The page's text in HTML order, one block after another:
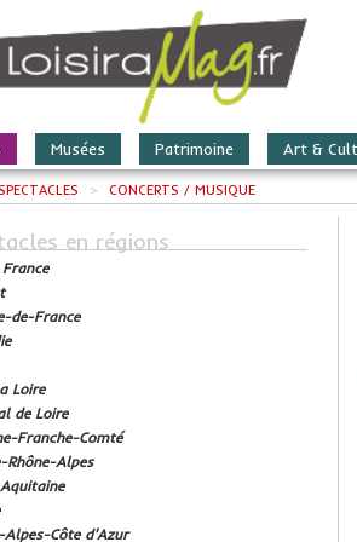
Musées Patrimoine Art &
> CONCERTS / MUSIQUE
en régions
de-France
Loire
de Loire
Franche-Comté
Rhône-Alpes
Alpes-Côte d'Azur